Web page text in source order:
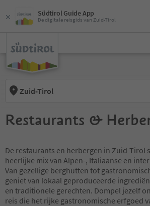
Südtirol Guide App
De digitale reisgids van Zuid-Tirol
Zuid-Tirol
Restaurants &
De restaurants en herbergen in Zuid-Tirol
heerlijke mix van Alpen-, Italiaanse en
Van gezellige berghutten tot
geniet van lokaal geproduceerde
en traditionele gerechten. Dompel jezelf
reis die het rijke gastronomische erfgoed